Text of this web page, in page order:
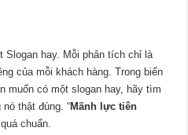
Slogan hay. Mỗi phân tích chỉ là
của mỗi khách hàng. Trong biển
muốn có một slogan hay, hãy tìm
nó thật đúng. “Mãnh lực tiên
chuẩn.